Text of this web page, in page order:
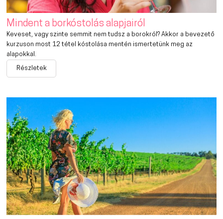
Mindent a borkóstolás alapjairól
Keveset, vagy szinte semmit nem tudsz a borokról? Akkor a bevezető
kurzuson most 12 tétel kóstolása mentén ismertetünk meg az
alapokkal.
Részletek